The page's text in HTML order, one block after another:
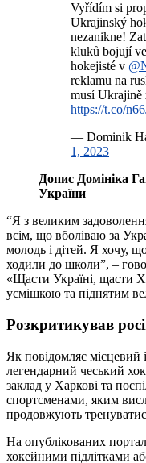
Vyřídím si
Ukrajinský
nezanikne!
kluků bojují
hokejisté v
reklamu na
musí Ukrajině
https://t.co/
— Dominik
1, 2023
Допис Домініка
України
“Я з великим
всім, що вболіваю за
молодь і дітей. Я хочу,
ходили до школи”, –
«Щасти Україні, щасти
усмішкою та піднятим
Розкритикував
Як повідомляє
легендарний чеський
заклад у Харкові та
спортсменами, яким
продовжують
На опублікованих
хокейними підлітками